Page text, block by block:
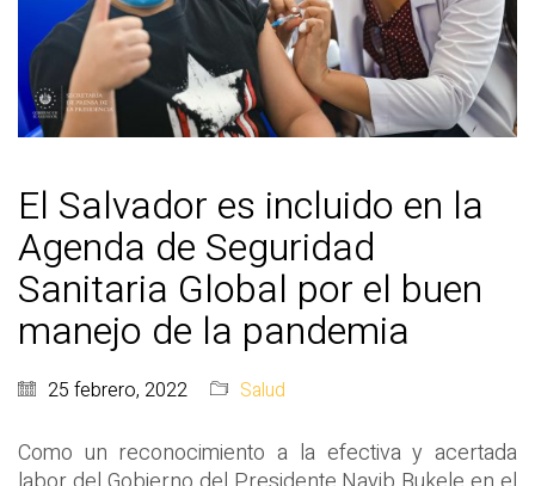
El Salvador es incluido en la
Agenda de Seguridad
Sanitaria Global por el buen
manejo de la pandemia
25 febrero, 2022 Salud
Como un reconocimiento a la efectiva y acertada